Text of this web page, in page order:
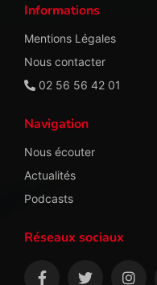
Informations
Mentions Légales
Nous contacter
02 56 56 42 01
Navigation
Nous écouter
Actualités
Podcasts
Réseaux sociaux